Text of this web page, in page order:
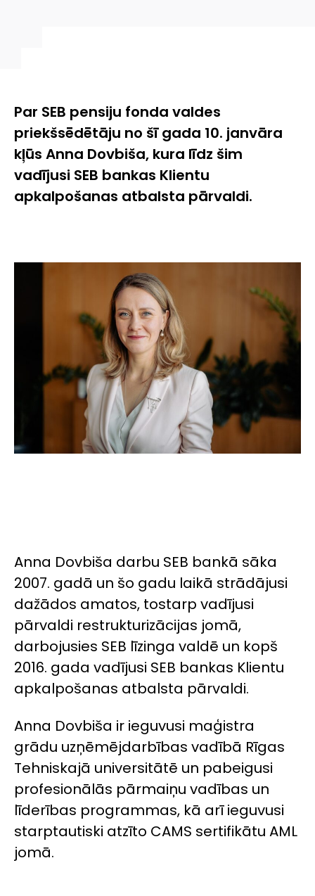
Par SEB pensiju fonda valdes
priekšsēdētāju no šī gada 10. janvāra
kļūs Anna Dovbiša, kura līdz šim
vadījusi SEB bankas Klientu
apkalpošanas atbalsta pārvaldi.
Anna Dovbiša darbu SEB bankā sāka
2007. gadā un šo gadu laikā strādājusi
dažādos amatos, tostarp vadījusi
pārvaldi restrukturizācijas jomā,
darbojusies SEB līzinga valdē un kopš
2016. gada vadījusi SEB bankas Klientu
apkalpošanas atbalsta pārvaldi.
Anna Dovbiša ir ieguvusi maģistra
grādu uzņēmējdarbības vadībā Rīgas
Tehniskajā universitātē un pabeigusi
profesionālās pārmaiņu vadības un
līderības programmas, kā arī ieguvusi
starptautiski atzīto CAMS sertifikātu AML
jomā.